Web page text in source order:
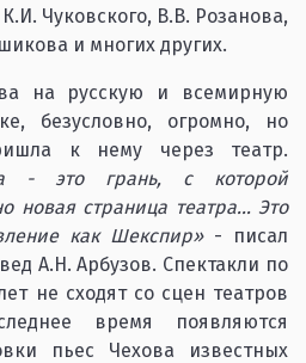
Чуковского, В.В. Розанова,
и многих других.
на русскую и всемирную
безусловно, огромно, но
к нему через театр.
- это грань, с которой
новая страница театра… Это
как Шекспир»- писал
А.Н. Арбузов. Спектакли по
не сходят со сцен театров
время появляются
пьес Чехова известных